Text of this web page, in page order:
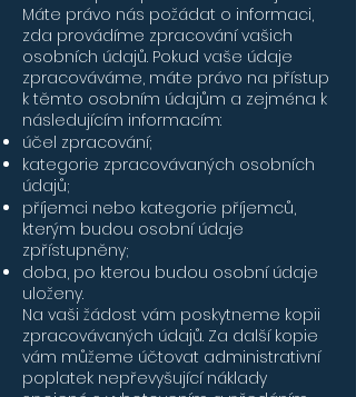
Máte právo nás požádat o informaci,
zda provádíme zpracování vašich
osobních údajů. Pokud vaše údaje
zpracováváme, máte právo na přístup
k těmto osobním údajům a zejména k
následujícím informacím:
účel zpracování;
kategorie zpracovávaných osobních
údajů;
příjemci nebo kategorie příjemců,
kterým budou osobní údaje
zpřístupněny;
doba, po kterou budou osobní údaje
uloženy.
Na vaši žádost vám poskytneme kopii
zpracovávaných údajů. Za další kopie
vám můžeme účtovat administrativní
poplatek nepřevyšující náklady